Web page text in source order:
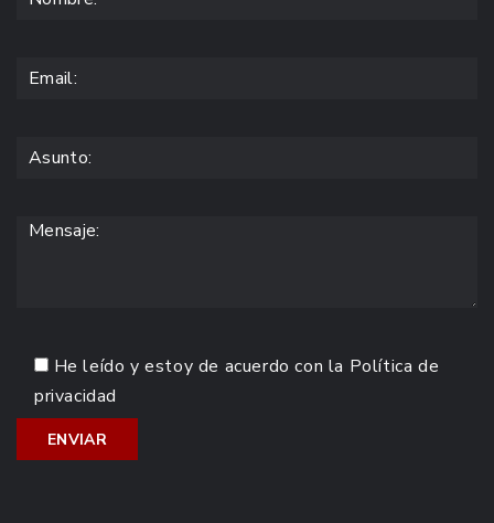
He leído y estoy de acuerdo con la Política de
privacidad